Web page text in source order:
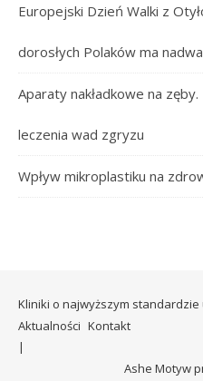
Europejski Dzień Walki z
dorosłych Polaków ma
Aparaty nakładkowe na
leczenia wad zgryzu
Wpływ mikroplastiku na
Kliniki o najwyższym standardzie
Aktualności Kontakt
Ashe Motyw